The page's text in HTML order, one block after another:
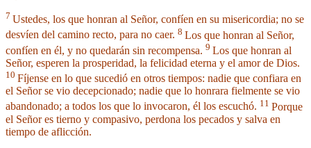
7 Ustedes, los que honran al Señor, confíen en su misericordia; no se
desvíen del camino recto, para no caer. 8 Los que honran al Señor,
confíen en él, y no quedarán sin recompensa. 9 Los que honran al
Señor, esperen la prosperidad, la felicidad eterna y el amor de Dios.
10 Fíjense en lo que sucedió en otros tiempos: nadie que confiara en
el Señor se vio decepcionado; nadie que lo honrara fielmente se vio
abandonado; a todos los que lo invocaron, él los escuchó. 11 Porque
el Señor es tierno y compasivo, perdona los pecados y salva en
tiempo de aflicción.